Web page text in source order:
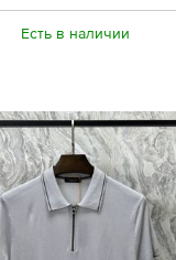
Есть в наличии